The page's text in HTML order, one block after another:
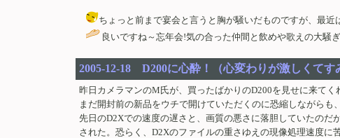
ちょっと前まで宴会と言うと胸が騒いだものですが、最
良いですね～忘年会!気の合った仲間と飲めや歌えの大騒
2005-12-18 D200に心酔！（心変わりが激しくてす
昨日カメラマンのM氏が、買ったばかりのD200を見せに来てく
まだ開封前の新品をウチで開けていただくのに恐縮しながらも
先日のD2Xでの速度の遅さと、画質の悪さに落胆していたの
された。恐らく、D2Xのファイルの重さゆえの現像処理速度